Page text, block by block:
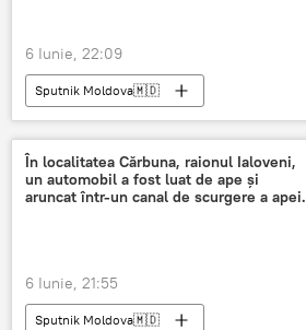
6 Iunie, 22:09
Sputnik Moldova🇲🇩
În localitatea Cărbuna, raionul Ialoveni,
un automobil a fost luat de ape și
aruncat într-un canal de scurgere a apei.
6 Iunie, 21:55
Sputnik Moldova🇲🇩